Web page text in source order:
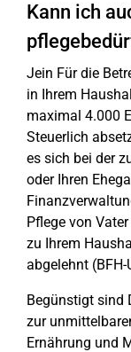
Kann ich
Jein Für die
in Ihrem
maximal 4.000
Steuerlich
es sich bei der
oder Ihren
Pflege von
zu Ihrem
abgelehnt
Begünstigt sind
zur
Ernährung und